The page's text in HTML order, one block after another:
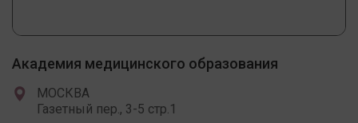
Академия медицинского образования
МОСКВА
Газетный пер., 3-5 стр.1